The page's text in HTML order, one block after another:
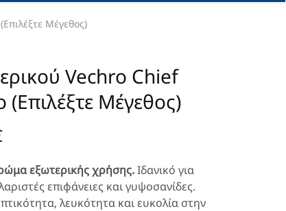
Μέγεθος)
Vechro Chief
Μέγεθος)
εξωτερικής χρήσης.Ιδανικό για
επιφάνειες και γυψοσανίδες.
λευκότητα και ευκολία στην